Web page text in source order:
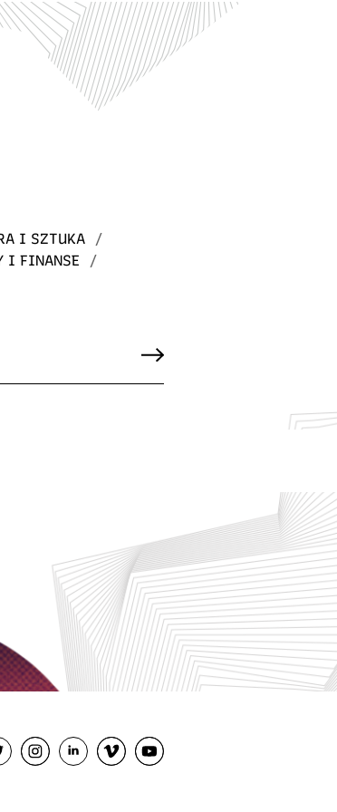
I SZTUKA
/
I FINANSE
/